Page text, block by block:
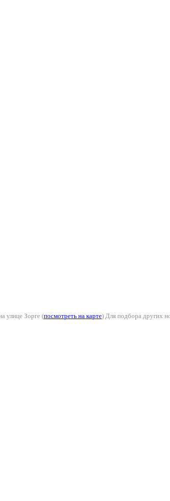
улице Зорге (посмотреть на карте) Для подбора других